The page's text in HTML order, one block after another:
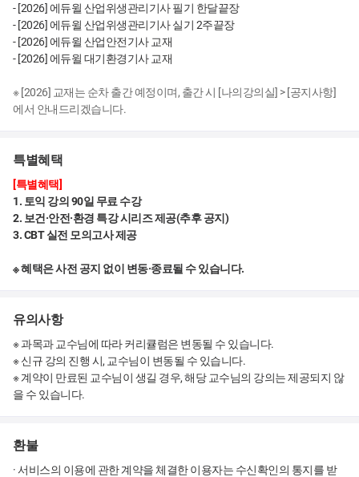
- [2026] 에듀윌 산업위생관리기사 필기 한달끝장
- [2026] 에듀윌 산업위생관리기사 실기 2주끝장
- [2026] 에듀윌 산업안전기사 교재
- [2026] 에듀윌 대기환경기사 교재
※ [2026] 교재는 순차 출간 예정이며, 출간 시 [나의강의실] > [공지사항]
에서 안내드리겠습니다.
특별혜택
[특별혜택]
1. 토익 강의 90일 무료 수강
2. 보건·안전·환경 특강 시리즈 제공(추후 공지)
3. CBT 실전 모의고사 제공
※ 혜택은 사전 공지 없이 변동·종료될 수 있습니다.
유의사항
※ 과목과 교수님에 따라 커리큘럼은 변동될 수 있습니다.
※ 신규 강의 진행 시, 교수님이 변동될 수 있습니다.
※ 계약이 만료된 교수님이 생길 경우, 해당 교수님의 강의는 제공되지 않
을 수 있습니다.
환불
· 서비스의 이용에 관한 계약을 체결한 이용자는 수신확인의 통지를 받